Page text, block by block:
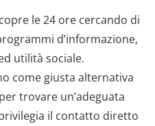
le 24 ore cercando di
d’informazione,
utilità sociale.
come giusta alternativa
trovare un’adeguata
il contatto diretto